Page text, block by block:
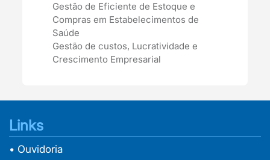
Gestão de Eficiente de Estoque e
Compras em Estabelecimentos de
Saúde
Gestão de custos, Lucratividade e
Crescimento Empresarial
Links
• Ouvidoria